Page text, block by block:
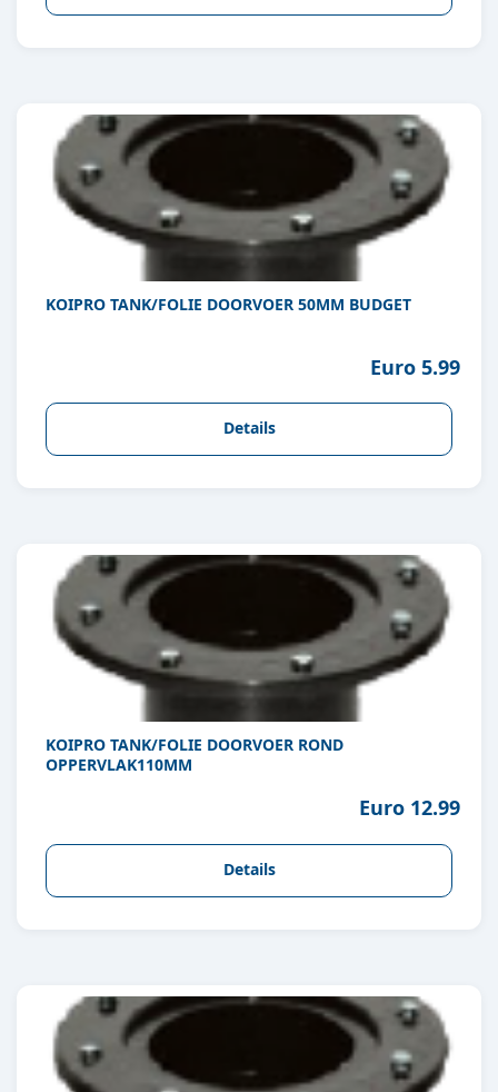
KOIPRO TANK/FOLIE DOORVOER 50MM BUDGET
Euro 5.99
Details
KOIPRO TANK/FOLIE DOORVOER ROND
OPPERVLAK110MM
Euro 12.99
Details